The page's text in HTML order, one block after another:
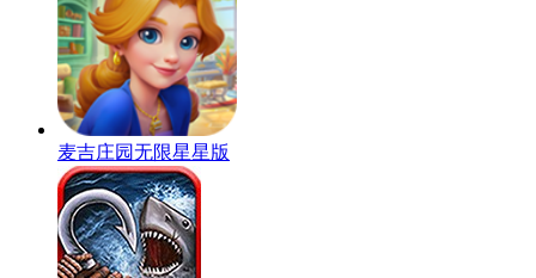
麦吉庄园无限星星版